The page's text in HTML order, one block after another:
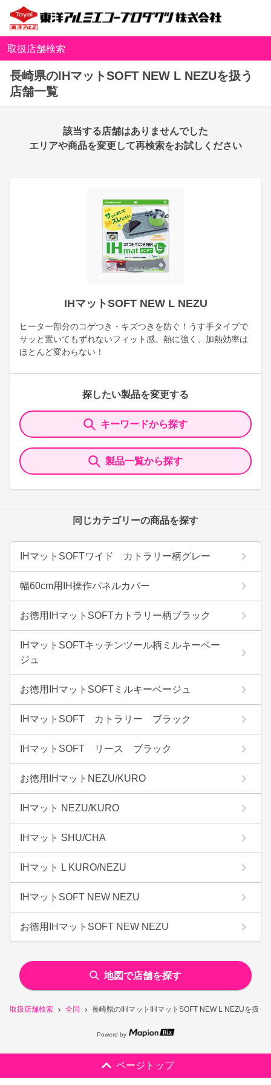
取扱店舗検索 全国 長崎県のIHマットIHマットSOFT NEW L NEZUを扱う
取扱店舗検索
長崎県のIHマットSOFT NEW L NEZUを扱う
店舗一覧
IHマットSOFT NEW L NEZU
ヒーター部分のコゲつき・キズつきを防ぐ！うす手タイプで
サッと置いてもずれないフィット感。熱に強く、加熱効率は
ほとんど変わらない！
探したい製品を変更する
キーワードから探す
製品一覧から探す
同じカテゴリーの商品を探す
IHマットSOFTワイド カトラリー柄グレー
幅60cm用IH操作パネルカバー
お徳用IHマットSOFTカトラリー柄ブラック
IHマットSOFTキッチンツール柄ミルキーベー
ジュ
お徳用IHマットSOFTミルキーベージュ
IHマットSOFT カトラリー ブラック
IHマットSOFT リース ブラック
お徳用IHマットNEZU/KURO
IHマット NEZU/KURO
IHマット SHU/CHA
IHマット L KURO/NEZU
IHマットSOFT NEW NEZU
お徳用IHマットSOFT NEW NEZU
該当する店舗はありませんでした
エリアや商品を変更して再検索をお試しください
地図で店舗を探す
Powerd by
ページトップ